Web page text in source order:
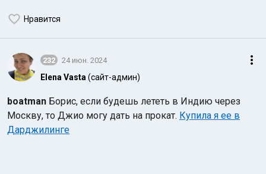
Нравится
232 24 июн. 2024
Elena Vasta (сайт-админ)
boatman Борис, если будешь лететь в Индию через
Москву, то Джио могу дать на прокат. Купила я ее в
Дарджилинге